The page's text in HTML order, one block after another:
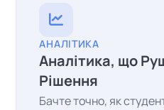
АНАЛІТИКА
Аналітика, що
Рішення
Бачте точно, як